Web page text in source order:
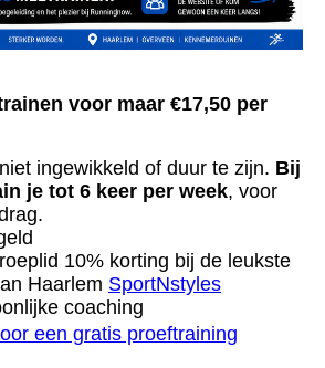
voor maar €17,50 per
ingewikkeld of duur te zijn. Bij
je tot 6 keer per week, voor
10% korting bij de leukste
Haarlem SportNstyles
coaching
een gratis proeftraining